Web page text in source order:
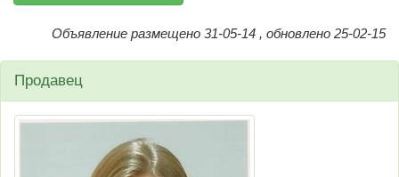
Объявление размещено 31-05-14 , обновлено 25-02-15
Продавец